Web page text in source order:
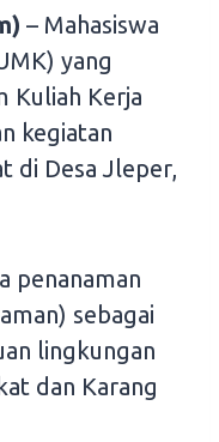
– Mahasiswa
yang
Kuliah Kerja
kegiatan
di Desa Jleper,
penanaman
sebagai
lingkungan
dan Karang